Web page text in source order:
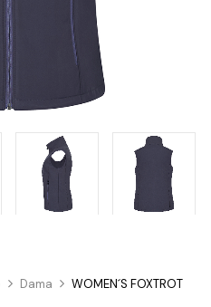
Dama
WOMEN´S FOXTROT